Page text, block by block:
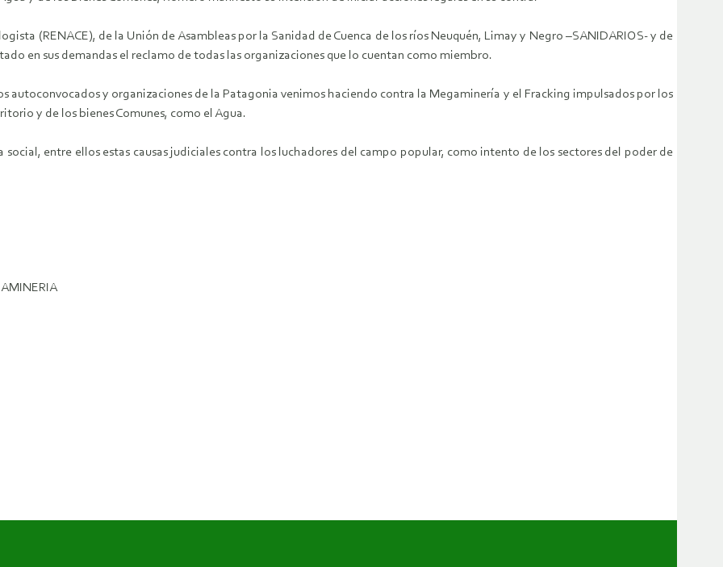
(RENACE), de la Unión de Asambleas por la Sanidad de Cuenca de los ríos Neuquén, Limay y Negro –SANIDARIOS- y de
en sus demandas el reclamo de todas las organizaciones que lo cuentan como miembro.
autoconvocados y organizaciones de la Patagonia venimos haciendo contra la Megaminería y el Fracking impulsados por los
y de los bienes Comunes, como el Agua.
entre ellos estas causas judiciales contra los luchadores del campo popular, como intento de los sectores del poder de